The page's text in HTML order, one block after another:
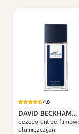
4,8
DAVID BECKHAM
Classic Blue
dezodorant
dla mężczyzn